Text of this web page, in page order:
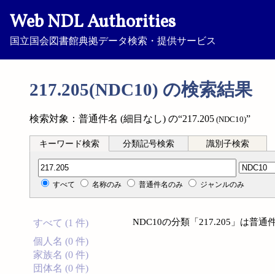
Web NDL Authorities
国立国会図書館典拠データ検索・提供サービス
217.205(NDC10) の検索結果
検索対象：普通件名 (細目なし) の“217.205 (NDC10)”
キーワード検索 分類記号検索 識別子検索
分類記号検索
すべて 名称のみ 普通件名のみ ジャンルのみ
すべて (1 件)
個人名 (0 件)
家族名 (0 件)
団体名 (0 件)
NDC10の分類「217.205」は普通